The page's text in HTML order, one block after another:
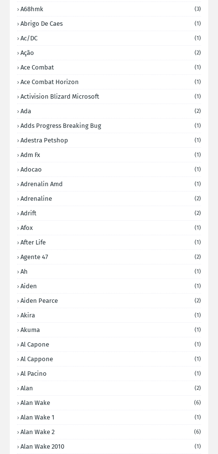
A68hmk (3)
Abrigo De Caes (1)
Ac/DC (1)
Ação (2)
Ace Combat (1)
Ace Combat Horizon (1)
Activision Blizard Microsoft (1)
Ada (2)
Adds Progress Breaking Bug (1)
Adestra Petshop (1)
Adm Fx (1)
Adocao (1)
Adrenalin Amd (1)
Adrenaline (2)
Adrift (2)
Afox (1)
After Life (1)
Agente 47 (2)
Ah (1)
Aiden (1)
Aiden Pearce (2)
Akira (1)
Akuma (1)
Al Capone (1)
Al Cappone (1)
Al Pacino (1)
Alan (2)
Alan Wake (6)
Alan Wake 1 (1)
Alan Wake 2 (6)
Alan Wake 2010 (1)